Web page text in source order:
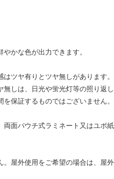
かな色が出力できます。
ツヤ有りとツヤ無しがあります。
しは、日光や蛍光灯等の照り返し
保証するものではございません。
面パウチ式ラミネート又はユポ
屋外使用をご希望の場合は、屋